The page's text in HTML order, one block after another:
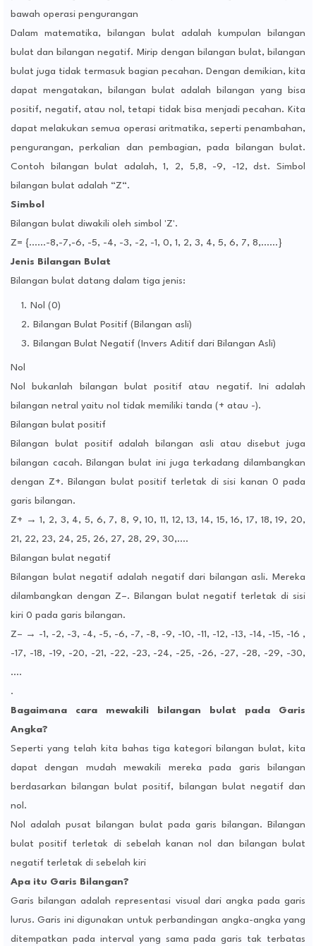
bawah operasi pengurangan
Dalam matematika, bilangan bulat adalah kumpulan bilangan
bulat dan bilangan negatif. Mirip dengan bilangan bulat, bilangan
bulat juga tidak termasuk bagian pecahan. Dengan demikian, kita
dapat mengatakan, bilangan bulat adalah bilangan yang bisa
positif, negatif, atau nol, tetapi tidak bisa menjadi pecahan. Kita
dapat melakukan semua operasi aritmatika, seperti penambahan,
pengurangan, perkalian dan pembagian, pada bilangan bulat.
Contoh bilangan bulat adalah, 1, 2, 5,8, -9, -12, dst. Simbol
bilangan bulat adalah “Z“.
Simbol
Bilangan bulat diwakili oleh simbol 'Z'.
Z= {……-8,-7,-6, -5, -4, -3, -2, -1, 0, 1, 2, 3, 4, 5, 6, 7, 8,……}
Jenis Bilangan Bulat
Bilangan bulat datang dalam tiga jenis:
Nol (0)
Bilangan Bulat Positif (Bilangan asli)
Bilangan Bulat Negatif (Invers Aditif dari Bilangan Asli)
Nol
Nol bukanlah bilangan bulat positif atau negatif. Ini adalah
bilangan netral yaitu nol tidak memiliki tanda (+ atau -).
Bilangan bulat positif
Bilangan bulat positif adalah bilangan asli atau disebut juga
bilangan cacah. Bilangan bulat ini juga terkadang dilambangkan
dengan Z+. Bilangan bulat positif terletak di sisi kanan 0 pada
garis bilangan.
Z+ → 1, 2, 3, 4, 5, 6, 7, 8, 9, 10, 11, 12, 13, 14, 15, 16, 17, 18, 19, 20,
21, 22, 23, 24, 25, 26, 27, 28, 29, 30,….
Bilangan bulat negatif
Bilangan bulat negatif adalah negatif dari bilangan asli. Mereka
dilambangkan dengan Z–. Bilangan bulat negatif terletak di sisi
kiri 0 pada garis bilangan.
Z– → -1, -2, -3, -4, -5, -6, -7, -8, -9, -10, -11, -12, -13, -14, -15, -16 ,
-17, -18, -19, -20, -21, -22, -23, -24, -25, -26, -27, -28, -29, -30,
….
.
Bagaimana cara mewakili bilangan bulat pada Garis
Angka?
Seperti yang telah kita bahas tiga kategori bilangan bulat, kita
dapat dengan mudah mewakili mereka pada garis bilangan
berdasarkan bilangan bulat positif, bilangan bulat negatif dan
nol.
Nol adalah pusat bilangan bulat pada garis bilangan. Bilangan
bulat positif terletak di sebelah kanan nol dan bilangan bulat
negatif terletak di sebelah kiri
Apa itu Garis Bilangan?
Garis bilangan adalah representasi visual dari angka pada garis
lurus. Garis ini digunakan untuk perbandingan angka-angka yang
ditempatkan pada interval yang sama pada garis tak terbatas